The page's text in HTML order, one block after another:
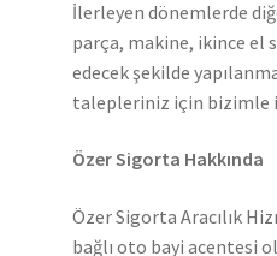
İlerleyen dönemlerde
parça, makine, ikince el
edecek şekilde
talepleriniz için
Özer Sigorta Hakkında
Özer Sigorta Aracılık
bağlı oto bayi acentesi